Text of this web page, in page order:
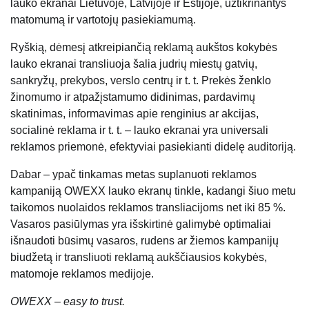
lauko ekranai Lietuvoje, Latvijoje ir Estijoje, užtikrinantys
matomumą ir vartotojų pasiekiamumą.
Ryškią, dėmesį atkreipiančią reklamą aukštos kokybės
lauko ekranai transliuoja šalia judrių miestų gatvių,
sankryžų, prekybos, verslo centrų ir t. t. Prekės ženklo
žinomumo ir atpažįstamumo didinimas, pardavimų
skatinimas, informavimas apie renginius ar akcijas,
socialinė reklama ir t. t. – lauko ekranai yra universali
reklamos priemonė, efektyviai pasiekianti didelę auditoriją.
Dabar – ypač tinkamas metas suplanuoti reklamos
kampaniją OWEXX lauko ekranų tinkle, kadangi šiuo metu
taikomos nuolaidos reklamos transliacijoms net iki 85 %.
Vasaros pasiūlymas yra išskirtinė galimybė optimaliai
išnaudoti būsimų vasaros, rudens ar žiemos kampanijų
biudžetą ir transliuoti reklamą aukščiausios kokybės,
matomoje reklamos medijoje.
OWEXX – easy to trust.